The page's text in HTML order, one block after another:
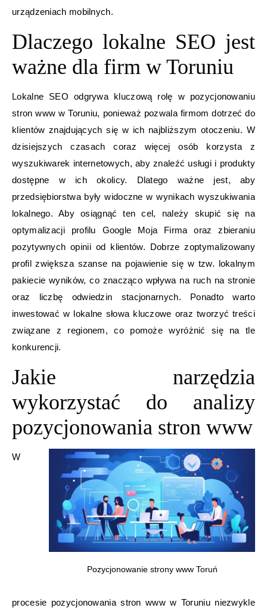
urządzeniach mobilnych.
Dlaczego lokalne SEO jest
ważne dla firm w Toruniu
Lokalne SEO odgrywa kluczową rolę w pozycjonowaniu
stron www w Toruniu, ponieważ pozwala firmom dotrzeć do
klientów znajdujących się w ich najbliższym otoczeniu. W
dzisiejszych czasach coraz więcej osób korzysta z
wyszukiwarek internetowych, aby znaleźć usługi i produkty
dostępne w ich okolicy. Dlatego ważne jest, aby
przedsiębiorstwa były widoczne w wynikach wyszukiwania
lokalnego. Aby osiągnąć ten cel, należy skupić się na
optymalizacji profilu Google Moja Firma oraz zbieraniu
pozytywnych opinii od klientów. Dobrze zoptymalizowany
profil zwiększa szanse na pojawienie się w tzw. lokalnym
pakiecie wyników, co znacząco wpływa na ruch na stronie
oraz liczbę odwiedzin stacjonarnych. Ponadto warto
inwestować w lokalne słowa kluczowe oraz tworzyć treści
związane z regionem, co pomoże wyróżnić się na tle
konkurencji.
Jakie narzędzia
wykorzystać do analizy
pozycjonowania stron www
Pozycjonowanie strony www Toruń
W
procesie pozycjonowania stron www w Toruniu niezwykle